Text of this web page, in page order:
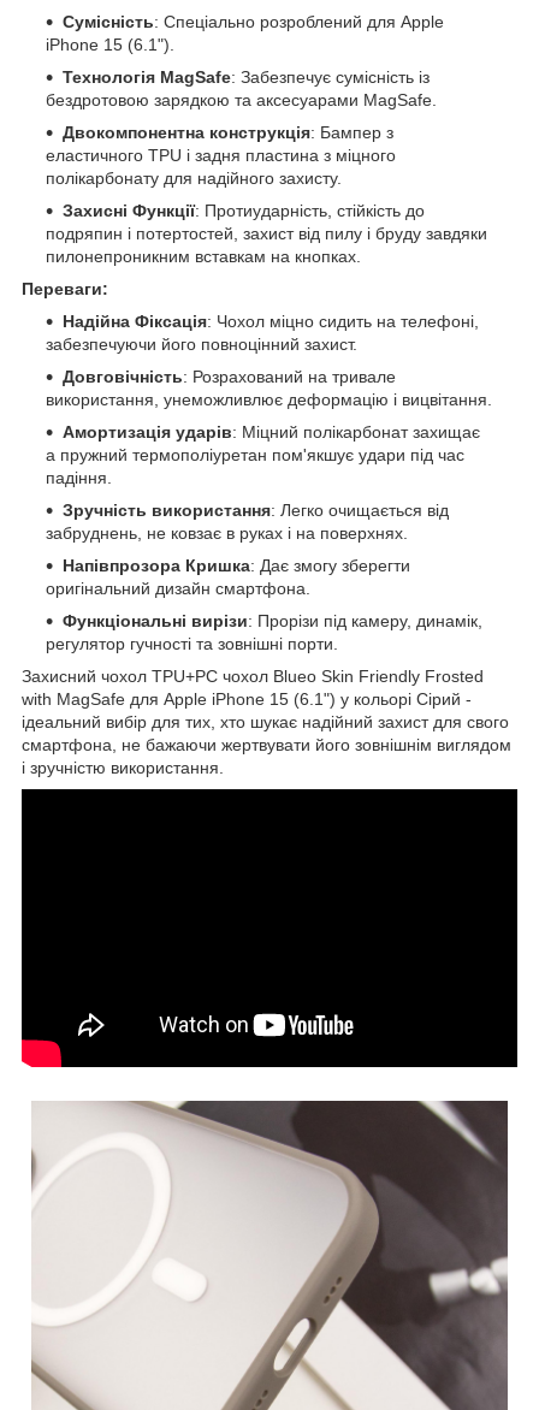
Сумісність: Спеціально розроблений для Apple
iPhone 15 (6.1").
Технологія MagSafe: Забезпечує сумісність із
бездротовою зарядкою та аксесуарами MagSafe.
Двокомпонентна конструкція: Бампер з
еластичного TPU і задня пластина з міцного
полікарбонату для надійного захисту.
Захисні Функції: Протиударність, стійкість до
подряпин і потертостей, захист від пилу і бруду завдяки
пилонепроникним вставкам на кнопках.
Переваги:
Надійна Фіксація: Чохол міцно сидить на телефоні,
забезпечуючи його повноцінний захист.
Довговічність: Розрахований на тривале
використання, унеможливлює деформацію і вицвітання.
Амортизація ударів: Міцний полікарбонат захищає
а пружний термополіуретан пом'якшує удари під час
падіння.
Зручність використання: Легко очищається від
забруднень, не ковзає в руках і на поверхнях.
Напівпрозора Кришка: Дає змогу зберегти
оригінальний дизайн смартфона.
Функціональні вирізи: Прорізи під камеру, динамік,
регулятор гучності та зовнішні порти.
Захисний чохол TPU+PC чохол Blueo Skin Friendly Frosted
with MagSafe для Apple iPhone 15 (6.1") у кольорі Сірий -
ідеальний вибір для тих, хто шукає надійний захист для свого
смартфона, не бажаючи жертвувати його зовнішнім виглядом
і зручністю використання.